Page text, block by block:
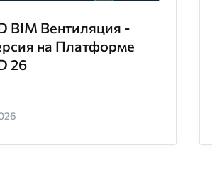
BIM Вентиляция -
на Платформе
26